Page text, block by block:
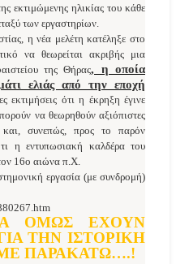
εκτιμώμενης ηλικίας του κάθε
των εργαστηρίων.
η νέα μελέτη κατέληξε στο
να θεωρείται ακριβής μια
της Θήρας, η οποία
ελιάς από την εποχή
εκτιμήσεις ότι η έκρηξη έγινε
να θεωρηθούν αξιόπιστες
συνεπώς, προς το παρόν
η εντυπωσιακή καλδέρα του
16ο αιώνα π.Χ.
εργασία (με συνδρομή)
ΟΜΩΣ ΕΧΟΥΝ
ΤΗΝ ΙΣΤΟΡΙΚΗ
ΠΑΡΑΚΑΤΩ….!